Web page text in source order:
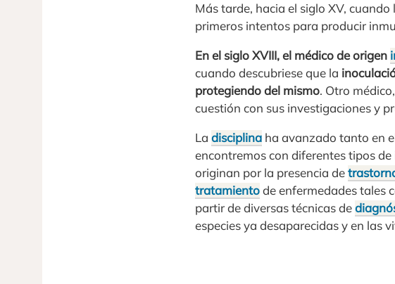
Más tarde, hacia el siglo XV,
primeros intentos para producir
En el siglo XVIII, el médico de origen
cuando descubriese que la
protegiendo del mismo. Otro médico,
cuestión con sus investigaciones y
La disciplina ha avanzado tanto en
encontremos con diferentes tipos
originan por la presencia de
tratamientode enfermedades tales
partir de diversas técnicas de
especies ya desaparecidas y en las